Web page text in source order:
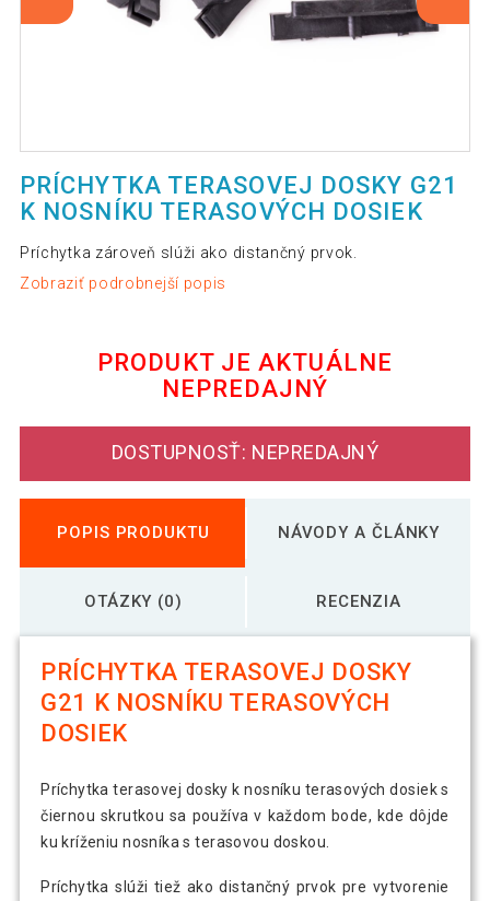
PRÍCHYTKA TERASOVEJ DOSKY G21
K NOSNÍKU TERASOVÝCH DOSIEK
Príchytka zároveň slúži ako distančný prvok.
Zobraziť podrobnejší popis
PRODUKT JE AKTUÁLNE
NEPREDAJNÝ
DOSTUPNOSŤ: NEPREDAJNÝ
POPIS PRODUKTU NÁVODY A ČLÁNKY
OTÁZKY (0) RECENZIA
PRÍCHYTKA TERASOVEJ DOSKY
G21 K NOSNÍKU TERASOVÝCH
DOSIEK
Príchytka terasovej dosky k nosníku terasových dosiek s
čiernou skrutkou sa používa v každom bode, kde dôjde
ku kríženiu nosníka s terasovou doskou.
Príchytka slúži tiež ako distančný prvok pre vytvorenie